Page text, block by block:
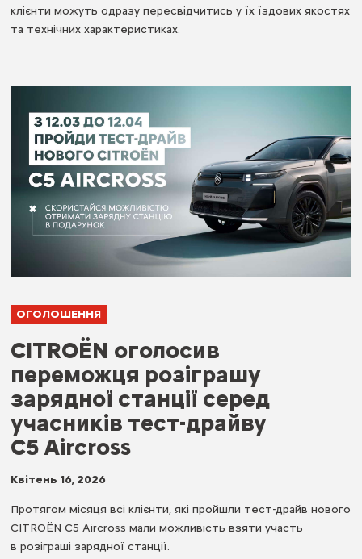
клієнти можуть одразу пересвідчитись у їх їздових якостях
та технічних характеристиках.
ОГОЛОШЕННЯ
CITROËN оголосив
переможця розіграшу
зарядної станції серед
учасників тест-драйву
C5 Aircross
Квітень 16, 2026
Протягом місяця всі клієнти, які пройшли тест-драйв нового
CITROЁN C5 Aircross мали можливість взяти участь
в розіграші зарядної станції.